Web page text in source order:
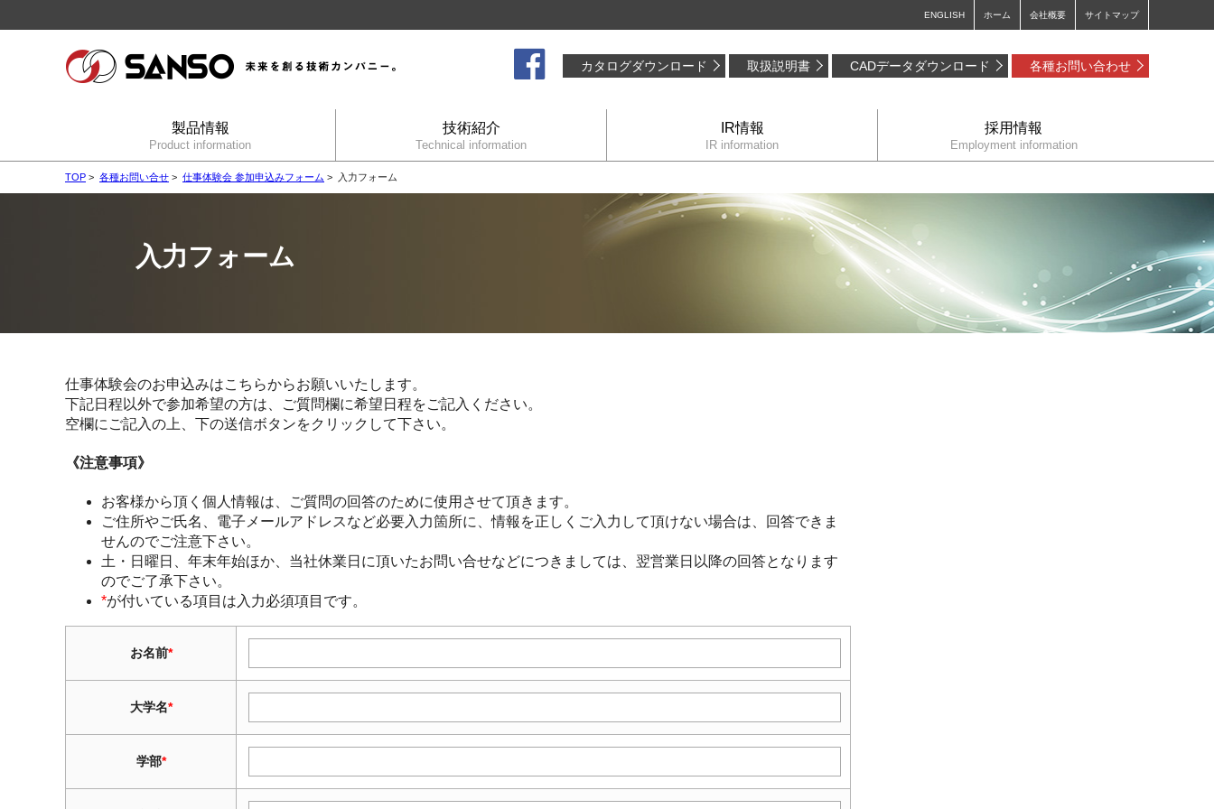
ENGLISH ホーム 会社概要 サイトマップ
カタログダウンロード 取扱説明書 CADデータダウンロード 各種お問い合わせ
製品情報
Product information
技術紹介
Technical information
IR情報
IR information
採用情報
Employment information
TOP > 各種お問い合せ > 仕事体験会 参加申込みフォーム > 入力フォーム
入力フォーム
仕事体験会のお申込みはこちらからお願いいたします。
下記日程以外で参加希望の方は、ご質問欄に希望日程をご記入ください。
空欄にご記入の上、下の送信ボタンをクリックして下さい。
《注意事項》
お客様から頂く個人情報は、ご質問の回答のために使用させて頂きます。
ご住所やご氏名、電子メールアドレスなど必要入力箇所に、情報を正しくご入力して頂けない場合は、回答できま
せんのでご注意下さい。
土・日曜日、年末年始ほか、当社休業日に頂いたお問い合せなどにつきましては、翌営業日以降の回答となります
のでご了承下さい。
*が付いている項目は入力必須項目です。
お名前*
大学名*
学部*